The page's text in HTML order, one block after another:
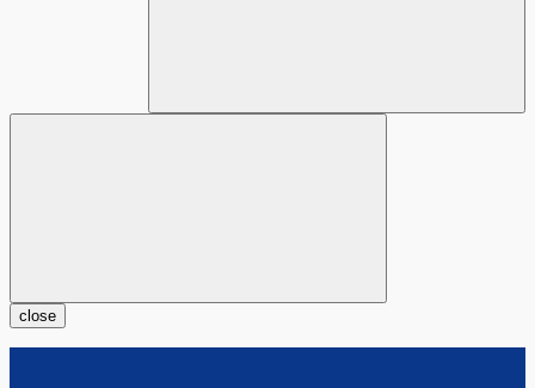
close